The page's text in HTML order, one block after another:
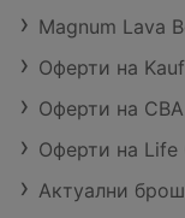
Magnum Lava
Оферти на
Оферти на
Оферти на Life
Актуални